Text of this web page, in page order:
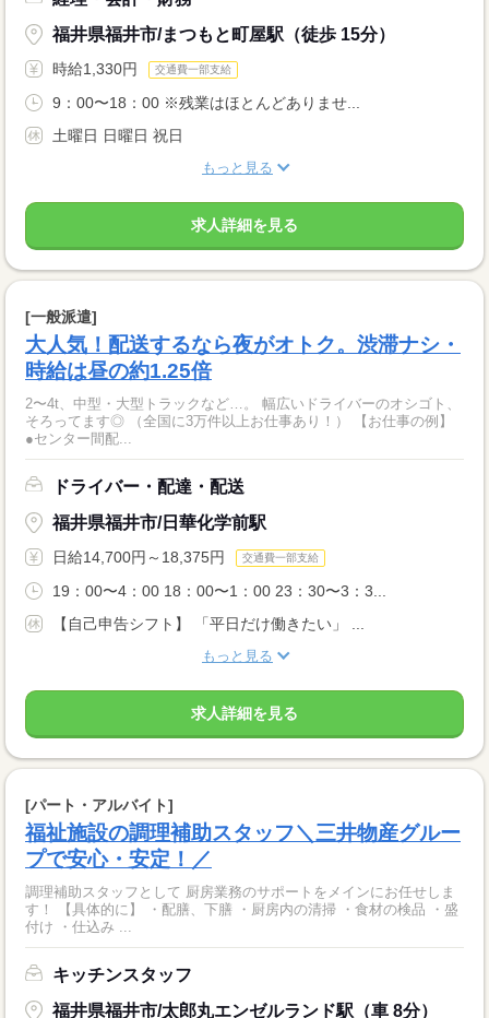
福井県福井市/まつもと町屋駅（徒歩 15分）
時給1,330円 交通費一部支給
9：00〜18：00 ※残業はほとんどありませ...
土曜日 日曜日 祝日
もっと見る
求人詳細を見る
[一般派遣]
大人気！配送するなら夜がオトク。渋滞ナシ・
時給は昼の約1.25倍
2〜4t、中型・大型トラックなど…。 幅広いドライバーのオシゴト、
そろってます◎ （全国に3万件以上お仕事あり！） 【お仕事の例】
●センター間配...
ドライバー・配達・配送
福井県福井市/日華化学前駅
日給14,700円～18,375円 交通費一部支給
19：00〜4：00 18：00〜1：00 23：30〜3：3...
【自己申告シフト】 「平日だけ働きたい」 ...
もっと見る
求人詳細を見る
[パート・アルバイト]
福祉施設の調理補助スタッフ＼三井物産グルー
プで安心・安定！／
調理補助スタッフとして 厨房業務のサポートをメインにお任せしま
す！ 【具体的に】 ・配膳、下膳 ・厨房内の清掃 ・食材の検品 ・盛
付け ・仕込み ...
キッチンスタッフ
福井県福井市/太郎丸エンゼルランド駅（車 8分）